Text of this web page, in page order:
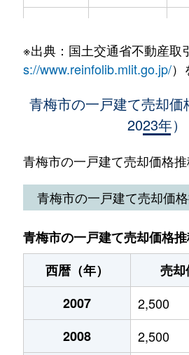
今井
2,300万円
900万円 河
今井
2,600万円
今井
2,100万円
今寺
8,000万円
今寺
11,000万円
※出典：国土交通省不動産取
s://www.reinfolib.mlit.go.jp/）
青梅市の一戸建て売却価
2023年）
青梅市の一戸建て売却価格推
青梅市の一戸建て売却価
青梅市の一戸建て売却価格
西暦（年）
売却
2007
2,500
2008
2,500